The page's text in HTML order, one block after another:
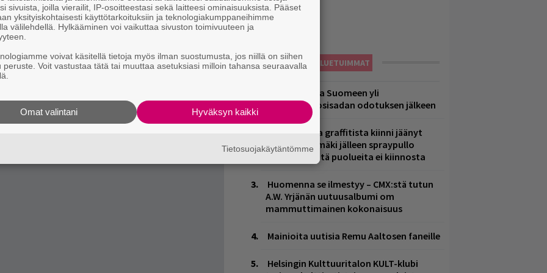
takana voi nähdä häivähdyksiä
vielä ratkaisematta olevista tarinoiden
ja selkeä. Ep:llä on läsnä elämä,
runollisesti ja raa’an rehellisesti.
LUETUIMMAT
Weezer palaa Suomeen yli
neljännesvuosisadan odotuksen jälkeen
Laittomasta graffitista kiinni jäänyt
Paavo Arhinmäki jälleen spraypullo
kädessä – näitä puolueita ei kiinnosta
Huomenna se ilmestyy – CMX:stä tutun
A.W. Yrjänän uutuusalbumi om
mammuttimainen kokonaisuus
Mainioita uutisia Remu Aaltosen faneille
Helsingin Kulttuuritalon KULT-klubi
sivuista, joilla vierailit, IP-osoitteestasi sekä laitteesi ominaisuuksista. Pääset
yksityiskohtaisesti käyttötarkoituksiin ja teknologiakumppaneihimme
välilehdellä. Hylkääminen voi vaikuttaa sivuston toimivuuteen ja
voivat käsitellä tietoja myös ilman suostumusta, jos niillä on siihen
peruste. Voit vastustaa tätä tai muuttaa asetuksiasi milloin tahansa seuraavalla
Hyväksyn kaikki
Omat valintani
Tietosuojakäytäntömme